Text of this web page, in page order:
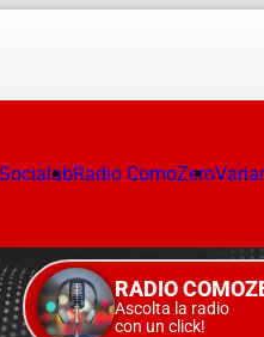
SocialabRadio ComoZero
RADIO
Ascolta la radio
con un click!